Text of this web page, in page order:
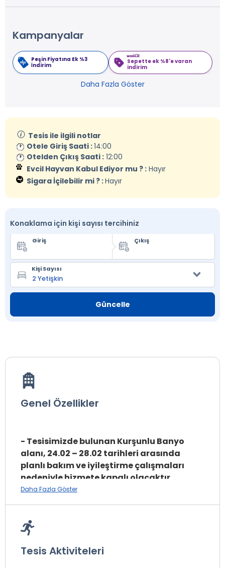
Kampanyalar
Peşin Fiyatına Ek %3
İndirim
Sepette ek %8'e varan
indirim
Daha Fazla Göster
Tesis ile ilgili notlar
Otele Giriş Saati :14:00
Otelden Çıkış Saati : 12:00
Evcil Hayvan Kabul Ediyor mu ? : Hayır
Sigara İçilebilir mi ? :Hayır
Konaklama için kişi sayısı tercihiniz
Giriş Çıkış
Kişi Sayısı
Güncelle
Genel Özellikler
- Tesisimizde bulunan Kurşunlu Banyo
alanı, 24.02 – 28.02 tarihleri arasında
planlı bakım ve iyileştirme çalışmaları
nedeniyle hizmete kapalı olacaktır.
-Tesisin 19-23.02 tarihleri arası Dış Sıcak
Havuzu tadilattadır. Anlayışınız için
Kahvaltı 07:30-10:30
Daha Fazla Göster
Tesis Aktiviteleri